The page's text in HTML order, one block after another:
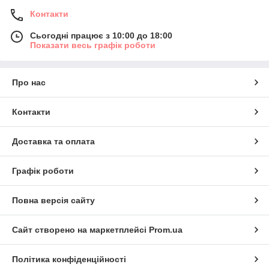
Контакти
Сьогодні працює з 10:00 до 18:00
Показати весь графік роботи
Про нас
Контакти
Доставка та оплата
Графік роботи
Повна версія сайту
Сайт створено на маркетплейсі Prom.ua
Політика конфіденційності